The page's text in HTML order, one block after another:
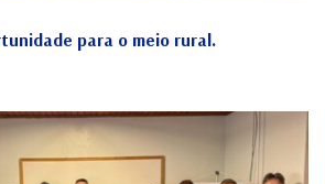
para o meio rural.